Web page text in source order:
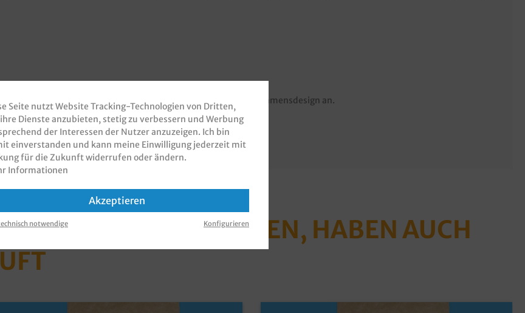
mit Ihrem Logo, einer Werbebotschaft oder einem Unternehmensdesign an.
, 20+7x42cm 500St
GEKAUFT HABEN, HABEN AUCH
Seite nutzt Website Tracking-Technologien von Dritten,
Dienste anzubieten, stetig zu verbessern und Werbung
der Interessen der Nutzer anzuzeigen. Ich bin
einverstanden und kann meine Einwilligung jederzeit mit
für die Zukunft widerrufen oder ändern.
Informationen
Akzeptieren
notwendige Konfigurieren